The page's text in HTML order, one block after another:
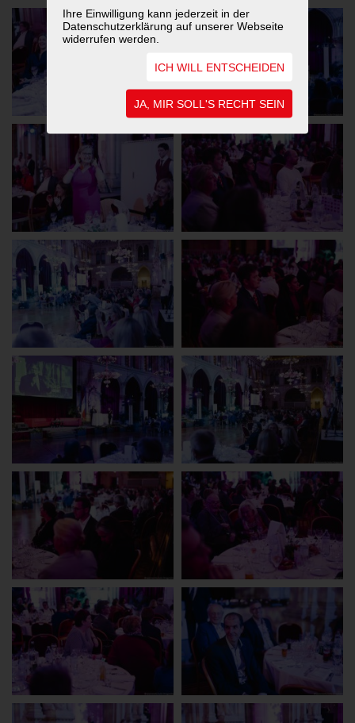
Ihre Einwilligung kann jederzeit in der
Datenschutzerklärung auf unserer Webseite
widerrufen werden.
ICH WILL ENTSCHEIDEN
JA, MIR SOLL'S RECHT SEIN